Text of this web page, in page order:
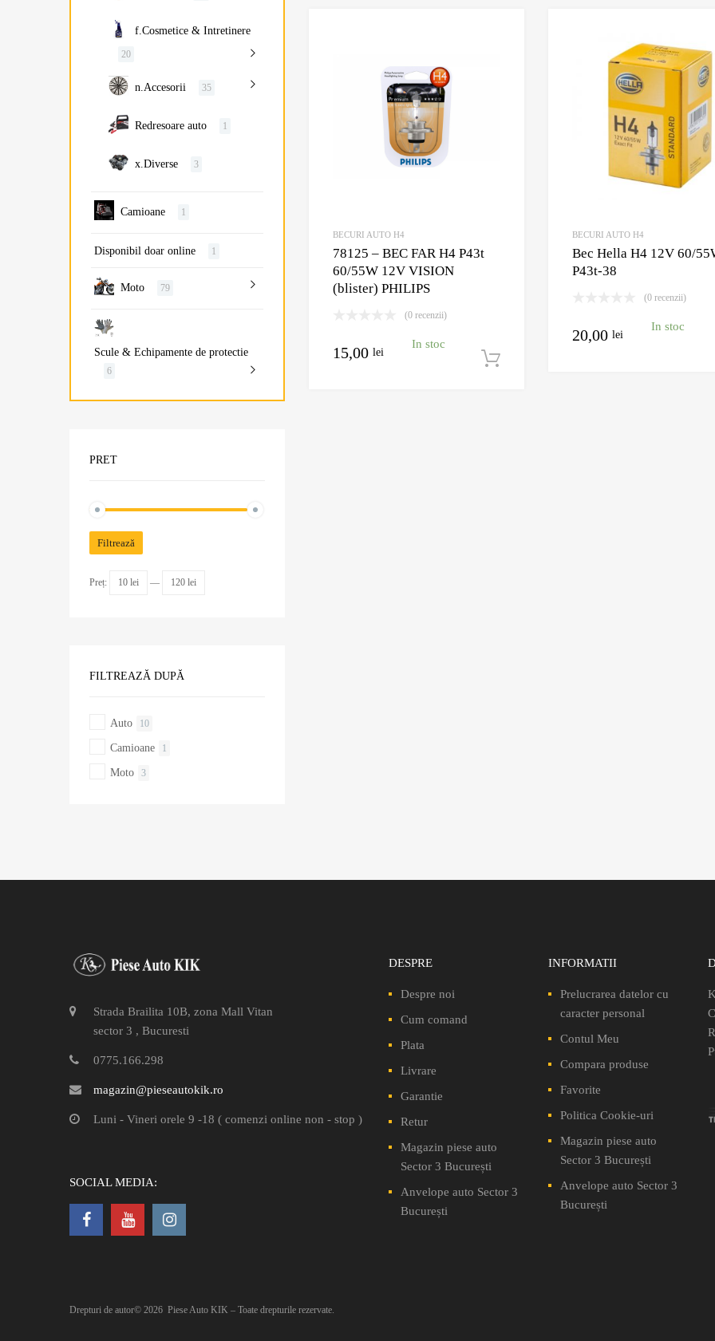
BECURI AUTO H4
78125 – BEC FAR H4 P43t
60/55W 12V VISION
(blister) PHILIPS
(0 recenzii)
15,00 lei
In stoc
BECURI AUTO H4
Bec Hella H4 12V 60/
P43t-38
(0 recenzii)
20,00 lei
In stoc
f.Cosmetice & Intretinere
20
n.Accesorii 35
Redresoare auto 1
x.Diverse 3
Camioane 1
Disponibil doar online 1
Moto 79
Scule & Echipamente de protectie
6
PRET
Filtrează
Preț: 10 lei — 120 lei
FILTREAZĂ DUPĂ
Auto 10
Camioane 1
Moto 3
Strada Brailita 10B, zona Mall Vitan
sector 3 , Bucuresti
0775.166.298
magazin@pieseautokik.ro
Luni - Vineri orele 9 -18 ( comenzi online non - stop )
SOCIAL MEDIA:
DESPRE
Despre noi
Cum comand
Plata
Livrare
Garantie
Retur
Magazin piese auto
Sector 3 București
Anvelope auto Sector 3
București
INFORMATII
Prelucrarea datelor cu
caracter personal
Contul Meu
Compara produse
Favorite
Politica Cookie-uri
Magazin piese auto
Sector 3 București
Anvelope auto Sector 3
București
Drepturi de autor© 2026 Piese Auto KIK – Toate drepturile rezervate.